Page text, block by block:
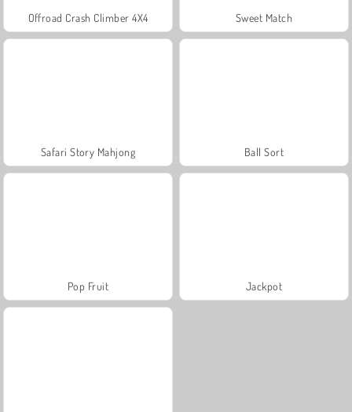
Offroad Crash Climber 4X4 Sweet Match
Safari Story Mahjong Ball Sort
Pop Fruit Jackpot